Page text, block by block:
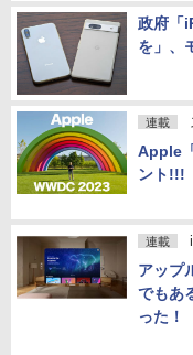
政府「
を」、
連載
Apple
ント!!!
連載
アップ
でもあ
った！